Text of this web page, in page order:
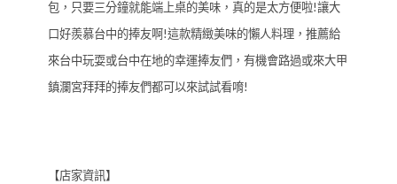
包，只要三分鐘就能端上桌的美味，真的是太方便啦!讓大
口好羨慕台中的捧友啊!這款精緻美味的懶人料理，推薦給
來台中玩耍或台中在地的幸運捧友們，有機會路過或來大甲
鎮瀾宮拜拜的捧友們都可以來試試看唷!
【店家資訊】